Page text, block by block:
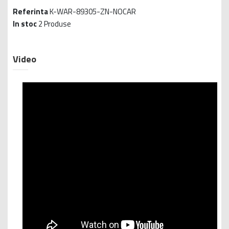
ReferintaK-WAR-89305-ZN-NOCAR
In stoc2 Produse
Video